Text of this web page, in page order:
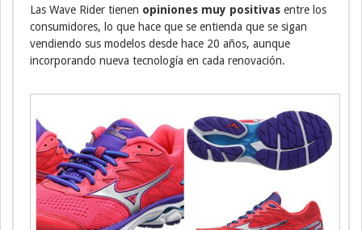
Las Wave Rider tienen opiniones muy positivas entre los
consumidores, lo que hace que se entienda que se sigan
vendiendo sus modelos desde hace 20 años, aunque
incorporando nueva tecnología en cada renovación.